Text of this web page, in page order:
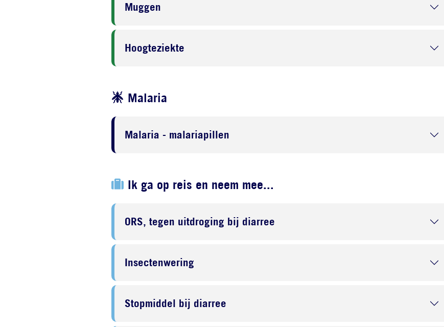
Muggen
Hoogteziekte
Malaria
Malaria - malariapillen
Ik ga op reis en neem mee...
ORS, tegen uitdroging bij diarree
Insectenwering
Stopmiddel bij diarree